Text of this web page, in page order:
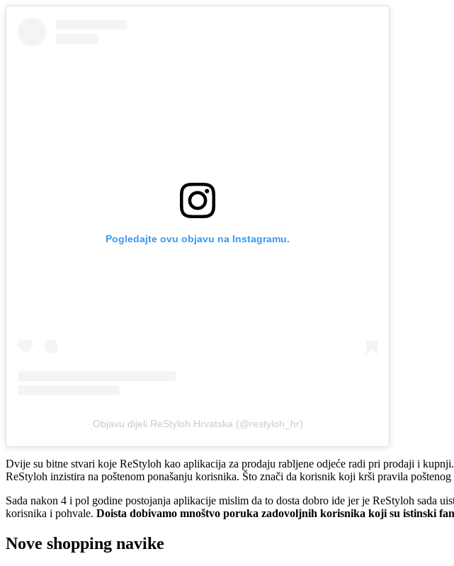
Pogledajte ovu objavu na Instagramu.
Objavu dijeli ReStyloh Hrvatska (@restyloh_hr)
Dvije su bitne stvari koje ReStyloh kao aplikacija za prodaju rabljene odjeće radi pri prodaji i
ReStyloh inzistira na poštenom ponašanju korisnika. Što znači da korisnik koji krši pravila
Sada nakon 4 i pol godine postojanja aplikacije mislim da to dosta dobro ide jer je ReStyloh sada
korisnika i pohvale. Doista dobivamo mnoštvo poruka zadovoljnih korisnika koji su istinski
Nove shopping navike